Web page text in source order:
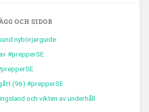
OCH SIDOR
nybörjarguide
#prepperSE
(96) #prepperSE
och vikten av underhåll